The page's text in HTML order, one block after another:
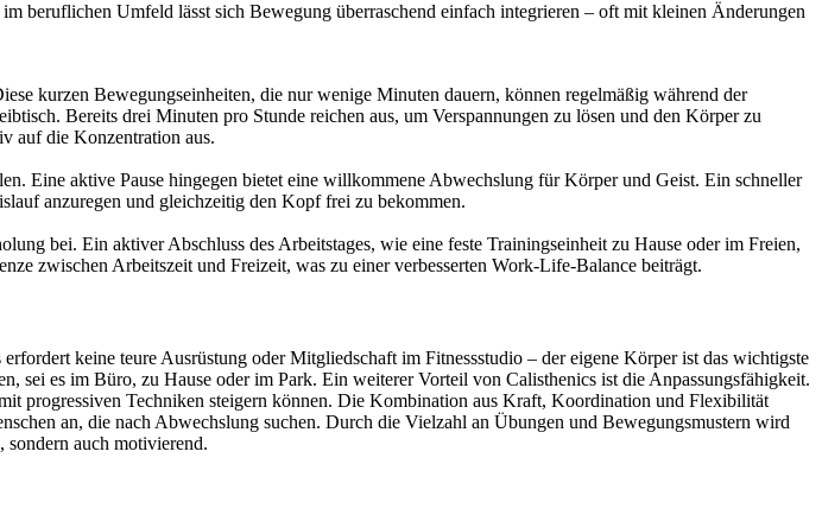
beruflichen Umfeld lässt sich Bewegung überraschend einfach integrieren – oft mit kleinen Änderungen
kurzen Bewegungseinheiten, die nur wenige Minuten dauern, können regelmäßig während der
Bereits drei Minuten pro Stunde reichen aus, um Verspannungen zu lösen und den Körper zu
auf die Konzentration aus.
Eine aktive Pause hingegen bietet eine willkommene Abwechslung für Körper und Geist. Ein schneller
anzuregen und gleichzeitig den Kopf frei zu bekommen.
bei. Ein aktiver Abschluss des Arbeitstages, wie eine feste Trainingseinheit zu Hause oder im Freien,
zwischen Arbeitszeit und Freizeit, was zu einer verbesserten Work-Life-Balance beiträgt.
keine teure Ausrüstung oder Mitgliedschaft im Fitnessstudio – der eigene Körper ist das wichtigste
sei es im Büro, zu Hause oder im Park. Ein weiterer Vorteil von Calisthenics ist die Anpassungsfähigkeit.
progressiven Techniken steigern können. Die Kombination aus Kraft, Koordination und Flexibilität
an, die nach Abwechslung suchen. Durch die Vielzahl an Übungen und Bewegungsmustern wird
auch motivierend.